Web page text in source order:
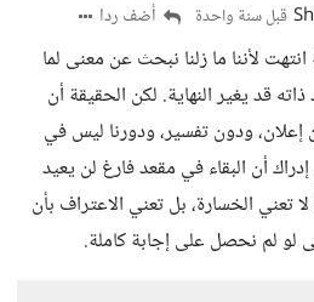
قبل سنة واحدة أضف ردا
لأننا ما زلنا نبحث عن معنى لما
قد يغير النهاية. لكن الحقيقة أن
إعلان، ودون تفسير، ودورنا ليس في
أن البقاء في مقعد فارغ لن يعيد
لا تعني الخسارة، بل تعني الاعتراف بأن
لم نحصل على إجابة كاملة.